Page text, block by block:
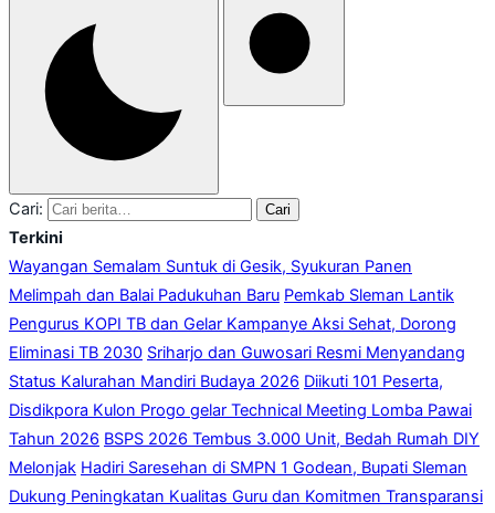
Cari: Cari
Terkini
Wayangan Semalam Suntuk di Gesik, Syukuran Panen
Melimpah dan Balai Padukuhan Baru Pemkab Sleman Lantik
Pengurus KOPI TB dan Gelar Kampanye Aksi Sehat, Dorong
Eliminasi TB 2030 Sriharjo dan Guwosari Resmi Menyandang
Status Kalurahan Mandiri Budaya 2026 Diikuti 101 Peserta,
Disdikpora Kulon Progo gelar Technical Meeting Lomba Pawai
Tahun 2026 BSPS 2026 Tembus 3.000 Unit, Bedah Rumah DIY
Melonjak Hadiri Saresehan di SMPN 1 Godean, Bupati Sleman
Dukung Peningkatan Kualitas Guru dan Komitmen Transparansi